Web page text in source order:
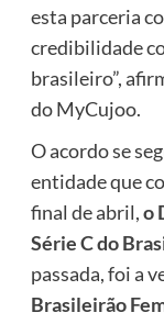
esta parceria
credibilidade
brasileiro”,
do MyCujoo.
O acordo se
entidade que
final de abril,o
Série C do
passada, foi a
Brasileirão